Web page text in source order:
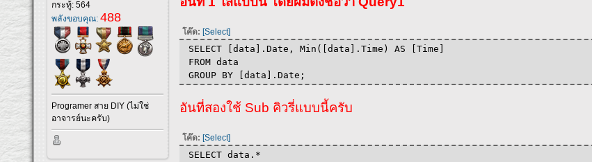
กระทู้: 564
พลังขอบคุณ:488
Programer สาย DIY (ไม่ใช่
อาจารย์นะครับ)
โค๊ด: [Select]
SELECT [data].Date, Min([data].Time) AS [Time]
FROM data
GROUP BY [data].Date;
อันที่สองใช้ Sub คิวรี่แบบนี้ครับ
โค๊ด: [Select]
SELECT data.*